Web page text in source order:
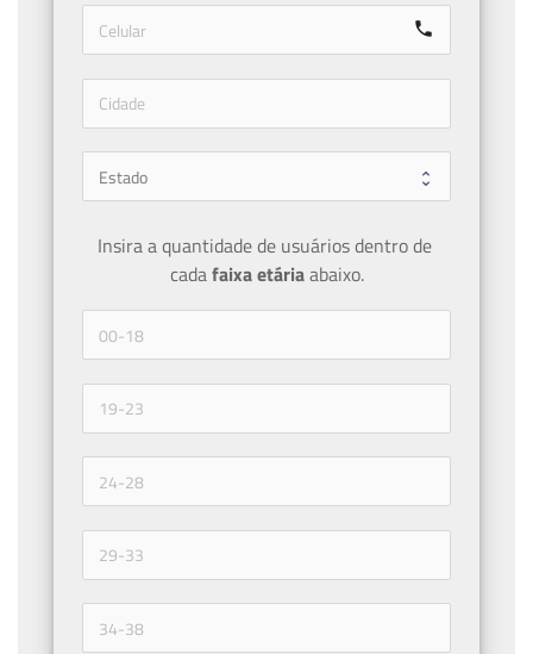
call
Insira a quantidade de usuários dentro de
cada faixa etária abaixo.